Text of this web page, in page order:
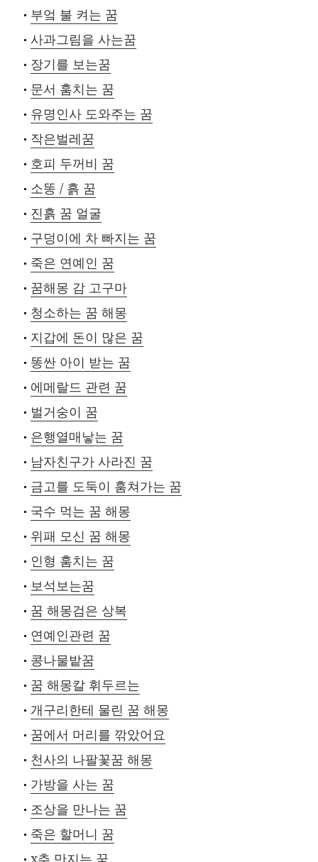
부엌 불 켜는 꿈
사과그림을 사는꿈
장기를 보는꿈
문서 훔치는 꿈
유명인사 도와주는 꿈
작은벌레꿈
호피 두꺼비 꿈
소똥 / 흙 꿈
진흙 꿈 얼굴
구덩이에 차 빠지는 꿈
죽은 연예인 꿈
꿈해몽 감 고구마
청소하는 꿈 해몽
지갑에 돈이 많은 꿈
똥싼 아이 받는 꿈
에메랄드 관련 꿈
벌거숭이 꿈
은행열매낳는 꿈
남자친구가 사라진 꿈
금고를 도둑이 훔쳐가는 꿈
국수 먹는 꿈 해몽
위패 모신 꿈 해몽
인형 훔치는 꿈
보석보는꿈
꿈 해몽검은 상복
연예인관련 꿈
콩나물밭꿈
꿈 해몽칼 휘두르는
개구리한테 물린 꿈 해몽
꿈에서 머리를 깎았어요
천사의 나팔꽃꿈 해몽
가방을 사는 꿈
조상을 만나는 꿈
죽은 할머니 꿈